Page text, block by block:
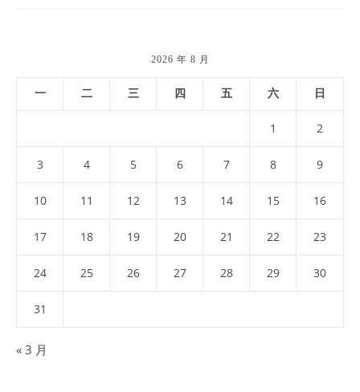
2026 年 8 月
一 二 三 四 五 六 日
1 2
3 4 5 6 7 8 9
10 11 12 13 14 15 16
17 18 19 20 21 22 23
24 25 26 27 28 29 30
31
« 3 月